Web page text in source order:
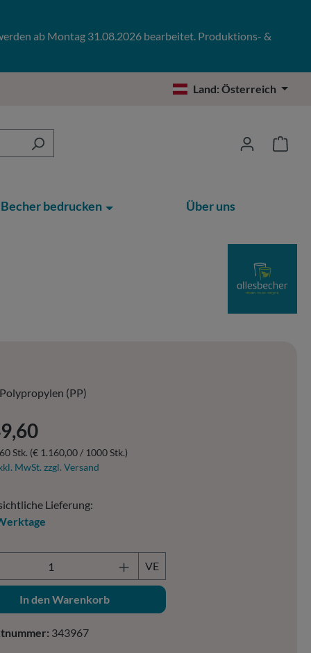
ab Montag 31.08.2026 bearbeitet. Produktions- &
Land:Österreich
Becher bedrucken Über uns
Polypropylen (PP)
Preis:
Stk. (€ 1.160,00 / 1000 Stk.)
MwSt. zzgl. Versand
Lieferung:
Anzahl: Gib den gewünschten Wert
VE
In den Warenkorb
343967